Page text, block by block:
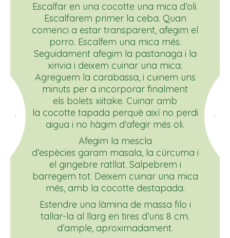
Escalfar en una cocotte una mica d’oli.
Escalfarem primer la ceba. Quan
comenci a estar transparent, afegim el
porro. Escalfem una mica més.
Seguidament afegim la pastanaga i la
xirivia i deixem cuinar una mica.
Agreguem la carabassa, i cuinem uns
minuts per a incorporar finalment
els bolets xiitake. Cuinar amb
la cocotte tapada perquè així no perdi
aigua i no hàgim d’afegir més oli.
Afegim la mescla
d’espècies garam masala, la cúrcuma i
el gingebre ratllat. Salpebrem i
barregem tot. Deixem cuinar una mica
més, amb la cocotte destapada.
Estendre una làmina de massa filo i
tallar-la al llarg en tires d’uns 8 cm.
d’ample, aproximadament.